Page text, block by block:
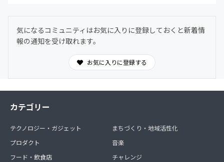
気になるコミュニティはお気に入りに登録しておくと新着情
報の通知を受け取れます。
お気に入りに登録する
カテゴリー
テクノロジー・ガジェット
プロダクト
フード・飲食店
まちづくり・地域活性化
音楽
チャレンジ